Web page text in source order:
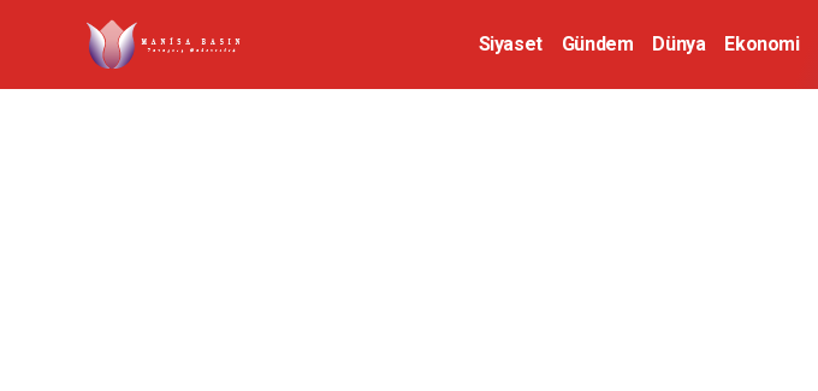
Siyaset Gündem Dünya Ekonomi